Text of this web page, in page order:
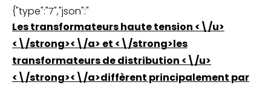
{"type":"7","json":"
Les transformateurs haute tension <\/u>
<\/strong><\/a> et <\/strong>les
transformateurs de distribution <\/u>
<\/strong><\/a>diffèrent principalement par